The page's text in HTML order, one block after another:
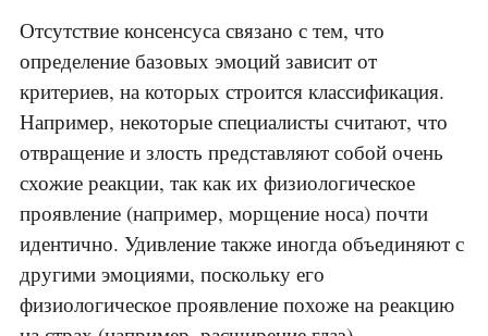
Отсутствие консенсуса связано с тем, что
определение базовых эмоций зависит от
критериев, на которых строится классификация.
Например, некоторые специалисты считают, что
отвращение и злость представляют собой очень
схожие реакции, так как их физиологическое
проявление (например, морщение носа) почти
идентично. Удивление также иногда объединяют с
другими эмоциями, поскольку его
физиологическое проявление похоже на реакцию